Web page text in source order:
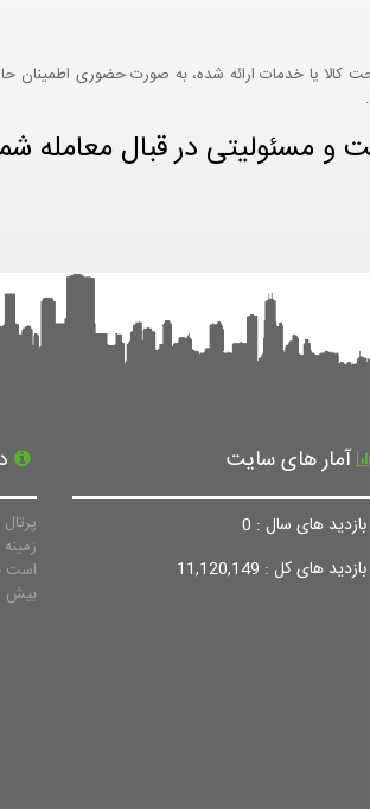
کالا یا خدمات ارائه شده، به صورت حضوری اطمینان
مسئولیتی در قبال معامله
آمار های سایت
بازدید های سال : 0
بازدید های کل : 11,120,149
است
بیش از 3 میلیون اطلاعات جمع